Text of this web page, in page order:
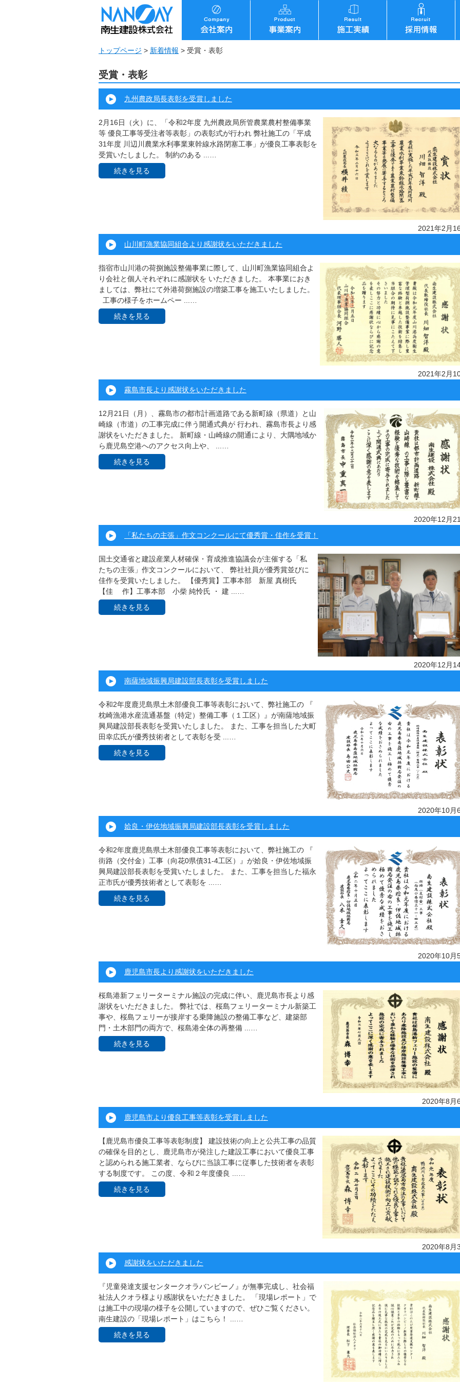
トップページ > 新着情報 > 受賞・表彰
受賞・表彰
九州農政局長表彰を受賞しました
2月16日（火）に、「令和2年度 九州農政局所管農業農村整備事業
等 優良工事等受注者等表彰」の表彰式が行われ 弊社施工の「平成
31年度 川辺川農業水利事業東幹線水路閉塞工事」が優良工事表彰を
受賞いたしました。 制約のある ...…
続きを見る
2021年2月
山川町漁業協同組合より感謝状をいただきました
指宿市山川港の荷捌施設整備事業に際して、山川町漁業協同組合よ
り会社と個人それぞれに感謝状を いただきました。 本事業におき
ましては、弊社にて外港荷捌施設の増築工事を施工いたしました。
工事の様子をホームペー ...…
続きを見る
2021年2月
霧島市長より感謝状をいただきました
12月21日（月）、霧島市の都市計画道路である新町線（県道）と山
崎線（市道）の工事完成に伴う開通式典が 行われ、霧島市長より感
謝状をいただきました。 新町線・山崎線の開通により、大隅地域か
ら鹿児島空港へのアクセス向上や、 ...…
続きを見る
2020年12月
「私たちの主張」作文コンクールにて優秀賞・佳作を受賞！
国土交通省と建設産業人材確保・育成推進協議会が主催する「私
たちの主張」作文コンクールにおいて、 弊社社員が優秀賞並びに
佳作を受賞いたしました。 【優秀賞】工事本部 新屋 真樹氏
【佳 作】工事本部 小柴 純怜氏 ・ 建 ...…
続きを見る
2020年12月
南薩地域振興局建設部長表彰を受賞しました
令和2年度鹿児島県土木部優良工事等表彰において、弊社施工の 『
枕崎漁港水産流通基盤（特定）整備工事（１工区）』が南薩地域振
興局建設部長表彰を受賞いたしました。 また、工事を担当した大町
田幸広氏が優秀技術者として表彰を受 ...…
続きを見る
2020年10月
姶良・伊佐地域振興局建設部長表彰を受賞しました
令和2年度鹿児島県土木部優良工事等表彰において、弊社施工の 『
街路（交付金）工事（向花0県債31-4工区）』が姶良・伊佐地域振
興局建設部長表彰を受賞いたしました。 また、工事を担当した福永
正市氏が優秀技術者として表彰を ...…
続きを見る
2020年10月
鹿児島市長より感謝状をいただきました
桜島港新フェリーターミナル施設の完成に伴い、鹿児島市長より感
謝状をいただきました。 弊社では、桜島フェリーターミナル新築工
事や、桜島フェリーが接岸する乗降施設の整備工事など、建築部
門・土木部門の両方で、桜島港全体の再整備 ...…
続きを見る
2020年8月
鹿児島市より優良工事等表彰を受賞しました
【鹿児島市優良工事等表彰制度】 建設技術の向上と公共工事の品質
の確保を目的とし、鹿児島市が発注した建設工事において優良工事
と認められる施工業者、ならびに当該工事に従事した技術者を表彰
する制度です。 この度、令和２年度優良 ...…
続きを見る
2020年8月
感謝状をいただきました
『児童発達支援センタークオラバンビーノ』が無事完成し、社会福
祉法人クオラ様より感謝状をいただきました。 「現場レポート」で
は施工中の現場の様子を公開していますので、ぜひご覧ください。
南生建設の「現場レポート」はこちら！ ...…
続きを見る